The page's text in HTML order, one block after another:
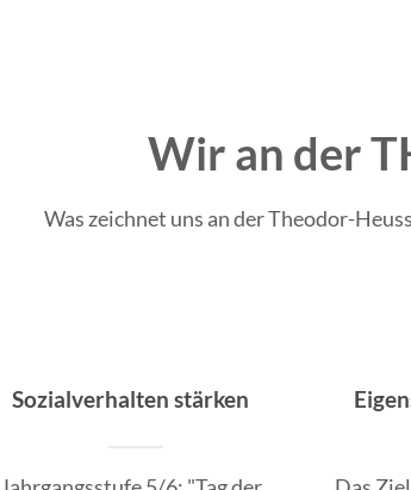
Wir an der
Was zeichnet uns an der Theodor-
Sozialverhalten stärken